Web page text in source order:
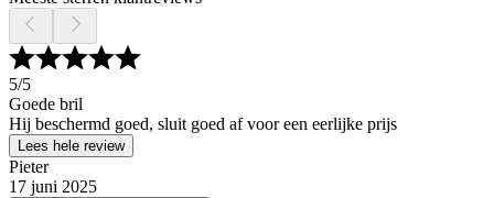
5/5
Goede bril
Hij beschermd goed, sluit goed af voor een eerlijke prijs
Lees hele review
Pieter
17 juni 2025